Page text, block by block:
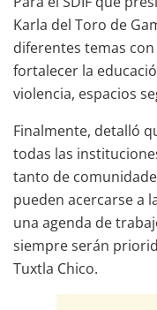
Karla del Toro de
diferentes temas
fortalecer la
violencia, espacios
Finalmente, detalló
todas las
tanto de
pueden acercarse a
una agenda de
siempre serán
Tuxtla Chico.